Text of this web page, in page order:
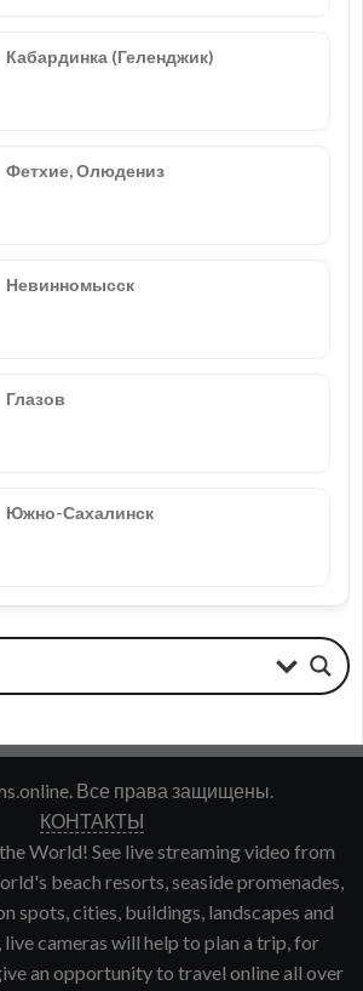
Кабардинка (Геленджик)
Фетхие, Олюдениз
Невинномысск
Глазов
Южно-Сахалинск
Все права защищены.
КОНТАКТЫ
World! See live streaming video from
beach resorts, seaside promenades,
spots, cities, buildings, landscapes and
live cameras will help to plan a trip, for
an opportunity to travel online all over